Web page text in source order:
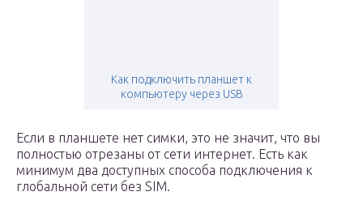
Как подключить планшет к
компьютеру через USB
Если в планшете нет симки, это не значит, что вы
полностью отрезаны от сети интернет. Есть как
минимум два доступных способа подключения к
глобальной сети без SIM.